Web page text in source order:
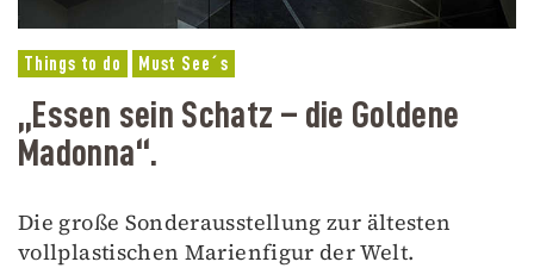
Things to do Must See´s
„Essen sein Schatz – die Goldene
Madonna“.
Die große Sonderausstellung zur ältesten
vollplastischen Marienfigur der Welt.